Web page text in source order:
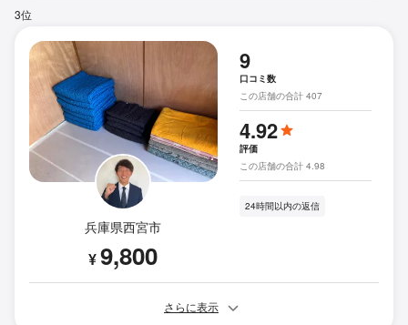
3位
兵庫県西宮市
¥9,800
9
口コミ数
この店舗の合計 407
4.92
評価
この店舗の合計 4.98
24時間以内の返信
さらに表示